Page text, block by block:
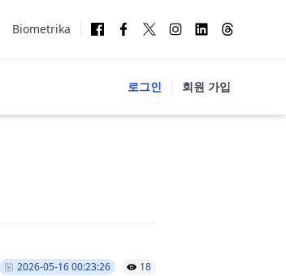
Biometrika
로그인 회원 가입
2026-05-16 00:23:26 18